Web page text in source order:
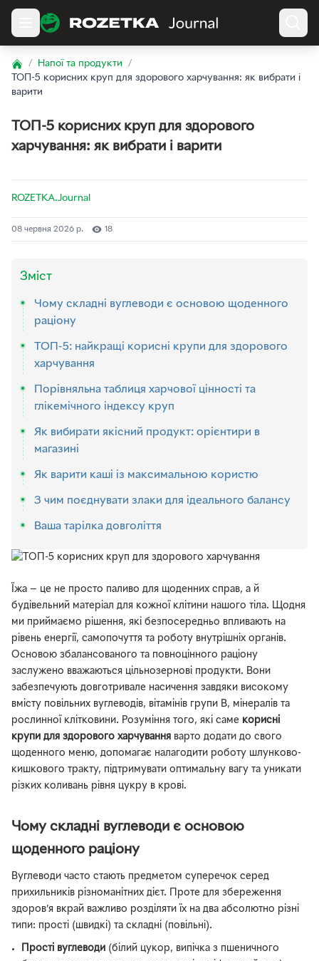
Home
/ Напої та продукти
/
ТОП-5 корисних круп для здорового харчування: як вибрати і
варити
ТОП-5 корисних круп для здорового
харчування: як вибрати і варити
Їжа — це не просто паливо для щоденних справ, а й
будівельний матеріал для кожної клітини нашого тіла. Щодня
ми приймаємо рішення, які безпосередньо впливають на
рівень енергії, самопочуття та роботу внутрішніх органів.
Основою збалансованого та повноцінного раціону
заслужено вважаються цільнозернові продукти. Вони
забезпечують довготривале насичення завдяки високому
вмісту повільних вуглеводів, вітамінів групи B, мінералів та
рослинної клітковини. Розуміння того, які саме корисні
крупи для здорового харчування варто додати до свого
щоденного меню, допомагає налагодити роботу шлунково-
кишкового тракту, підтримувати оптимальну вагу та уникати
різких коливань рівня цукру в крові.
Чому складні вуглеводи є основою
щоденного раціону
Вуглеводи часто стають предметом суперечок серед
прихильників різноманітних дієт. Проте для збереження
здоров’я вкрай важливо розділяти їх на два абсолютно різні
типи: прості (швидкі) та складні (повільні).
Прості вуглеводи (білий цукор, випічка з пшеничного
ROZETKA.Journal
08 червня 2026 р. 18
Зміст
Чому складні вуглеводи є основою щоденного
раціону
ТОП-5: найкращі корисні крупи для здорового
харчування
Порівняльна таблиця харчової цінності та
глікемічного індексу круп
Як вибирати якісний продукт: орієнтири в
магазині
Як варити каші із максимальною користю
З чим поєднувати злаки для ідеального балансу
Ваша тарілка довголіття